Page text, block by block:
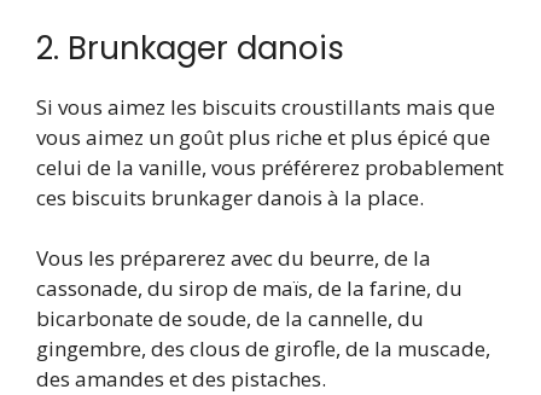
2. Brunkager danois
Si vous aimez les biscuits croustillants mais que
vous aimez un goût plus riche et plus épicé que
celui de la vanille, vous préférerez probablement
ces biscuits brunkager danois à la place.
Vous les préparerez avec du beurre, de la
cassonade, du sirop de maïs, de la farine, du
bicarbonate de soude, de la cannelle, du
gingembre, des clous de girofle, de la muscade,
des amandes et des pistaches.